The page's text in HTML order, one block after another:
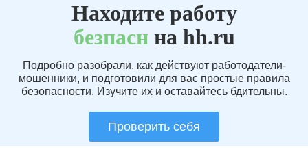
Находите работу
безпаснна hh.ru
Подробно разобрали, как действуют работодатели-
мошенники, и подготовили для вас простые правила
безопасности. Изучите их и оставайтесь бдительны.
Проверить себя